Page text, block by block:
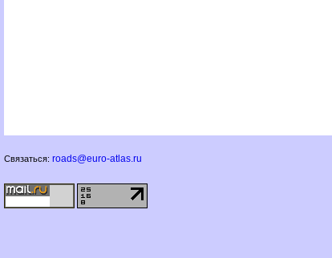
Связаться: roads@euro-atlas.ru